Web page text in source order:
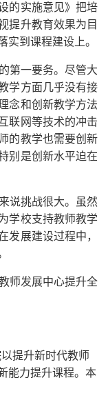
的实施意见》把培
提升教育效果为目
实到课程建设上。
第一要务。尽管大
学方面几乎没有接
念和创新教学方法
联网等技术的冲击
的教学也需要创新
别是创新水平迫在
说挑战很大。虽然
学校支持教师教学
发展建设过程中，
师发展中心提升全
提升新时代教师
能力提升课程。本